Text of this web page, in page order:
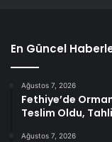
En Güncel
Ağustos 7, 2026
Fethiye’de
Teslim Oldu,
Ağustos 7, 2026